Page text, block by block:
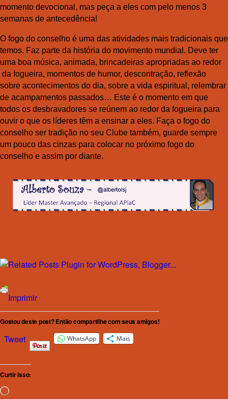
momento devocional, mas peça a eles com pelo menos 3
semanas de antecedência!
O fogo do conselho é uma das atividades mais tradicionais que
temos. Faz parte da história do movimento mundial. Deve ter
uma boa música, animada, brincadeiras apropriadas ao redor
da fogueira, momentos de humor, descontração, reflexão
sobre acontecimentos do dia, sobre a vida espiritual, relembrar
de acampamentos passados… Este é o momento em que
todos os desbravadores se reúnem ao redor da fogueira para
ouvir o que os líderes têm a ensinar a eles. Faça o fogo do
conselho ser tradição no seu Clube também, guarde sempre
um pouco das cinzas para colocar no próximo fogo do
conselho e assim por diante.
Imprimir
Gostou deste post? Então compartilhe com seus amigos!
Tweet WhatsApp Mais
Curtir isso:
Carregando...